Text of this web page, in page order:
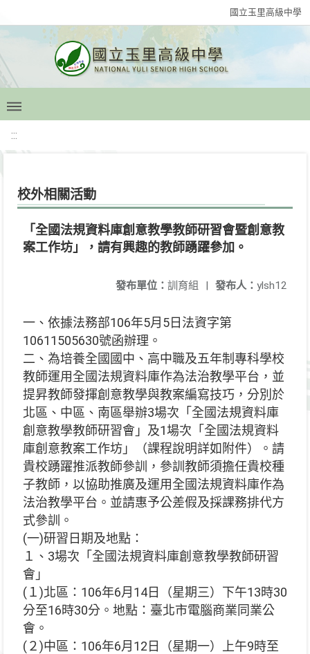
國立玉里高級中學
:::
校外相關活動
「全國法規資料庫創意教學教師研習會暨創意教
案工作坊」，請有興趣的教師踴躍參加。
發布人： ylsh12
發布單位： 訓育組 |
一、依據法務部106年5月5日法資字第
10611505630號函辦理。
二、為培養全國國中、高中職及五年制專科學校
教師運用全國法規資料庫作為法治教學平台，並
提昇教師發揮創意教學與教案編寫技巧，分別於
北區、中區、南區舉辦3場次「全國法規資料庫
創意教學教師研習會」及1場次「全國法規資料
庫創意教案工作坊」（課程說明詳如附件）。請
貴校踴躍推派教師參訓，參訓教師須擔任貴校種
子教師，以協助推廣及運用全國法規資料庫作為
法治教學平台。並請惠予公差假及採課務排代方
式參訓。
(一)研習日期及地點：
１、3場次「全國法規資料庫創意教學教師研習
會」
(１)北區：106年6月14日（星期三）下午13時30
分至16時30分。地點：臺北市電腦商業同業公
會。
(２)中區：106年6月12日（星期一）上午9時至